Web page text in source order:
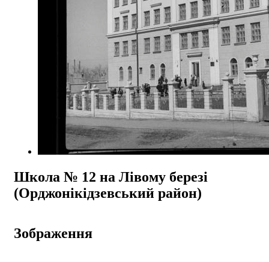
Школа № 12 на Лівому березі
(Орджонікідзевський район)
Зображення